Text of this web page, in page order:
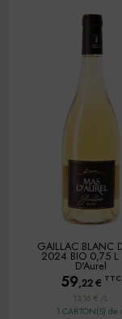
GAILLAC BLANC
2024 BIO 0,75 L
D'Aurel
59,22€ TTC
13,16 € /L
1 CARTON(S) de